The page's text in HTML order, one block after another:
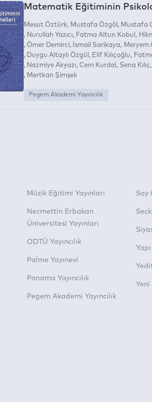
Matematik Eğitiminin
Mesut Öztürk Mustafa Özgöl Mustafa
Nurullah Yazıcı
Fatma Altun Kobul
Ömer Demirci
İsmail Sarikaya Meryem
Duygu Altaylı Özgül
Elif Kılıçoğlu
Nazmiye Akyazı
Cem Kurdal Sena Kılıç
Mertkan Şimşek
Pegem Akademi Yayıncılık
Müzik Eğitimi Yayınları
Necmettin Erbakan
Üniversitesi Yayınları
ODTÜ Yayıncılık
Palme Yayınevi
Panama Yayıncılık
Pegem Akademi Yayıncılık
Say
Yeni